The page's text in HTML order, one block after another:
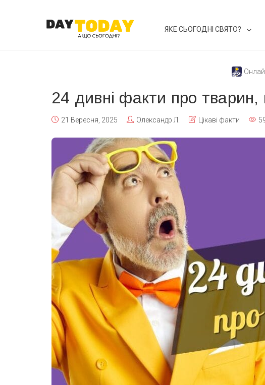
ЯКЕ СЬОГОДНІ СВЯТО?
24 дивні факти про тварин,
21 Вересня, 2025 Олександр Л. Цікаві факти